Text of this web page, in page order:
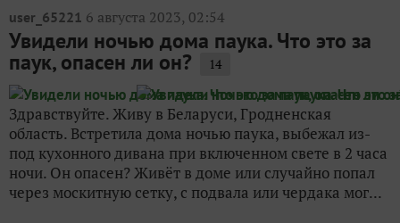
user_65221 6 августа 2023, 02:54
Увидели ночью дома паука. Что это за
паук, опасен ли он? 14
Здравствуйте. Живу в Беларуси, Гродненская
область. Встретила дома ночью паука, выбежал из-
под кухонного дивана при включенном свете в 2 часа
ночи. Он опасен? Живёт в доме или случайно попал
через москитную сетку, с подвала или чердака мог...